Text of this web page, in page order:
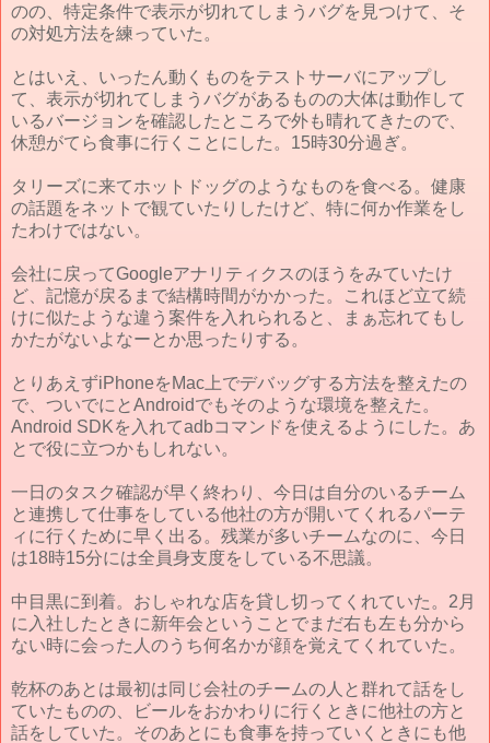
のの、特定条件で表示が切れてしまうバグを見つけて、そ
の対処方法を練っていた。
とはいえ、いったん動くものをテストサーバにアップし
て、表示が切れてしまうバグがあるものの大体は動作して
いるバージョンを確認したところで外も晴れてきたので、
休憩がてら食事に行くことにした。15時30分過ぎ。
タリーズに来てホットドッグのようなものを食べる。健康
の話題をネットで観ていたりしたけど、特に何か作業をし
たわけではない。
会社に戻ってGoogleアナリティクスのほうをみていたけ
ど、記憶が戻るまで結構時間がかかった。これほど立て続
けに似たような違う案件を入れられると、まぁ忘れてもし
かたがないよなーとか思ったりする。
とりあえずiPhoneをMac上でデバッグする方法を整えたの
で、ついでにとAndroidでもそのような環境を整えた。
Android SDKを入れてadbコマンドを使えるようにした。あ
とで役に立つかもしれない。
一日のタスク確認が早く終わり、今日は自分のいるチーム
と連携して仕事をしている他社の方が開いてくれるパーテ
ィに行くために早く出る。残業が多いチームなのに、今日
は18時15分には全員身支度をしている不思議。
中目黒に到着。おしゃれな店を貸し切ってくれていた。2月
に入社したときに新年会ということでまだ右も左も分から
ない時に会った人のうち何名かが顔を覚えてくれていた。
乾杯のあとは最初は同じ会社のチームの人と群れて話をし
ていたものの、ビールをおかわりに行くときに他社の方と
話をしていた。そのあとにも食事を持っていくときにも他